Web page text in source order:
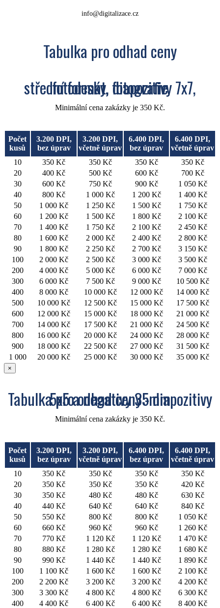
info@digitalizace.cz
Tabulka pro odhad ceny
střední formát, diapozitivy 7x7, fotodesky, fotografie
Minimální cena zakázky je 350 Kč.
Počet
kusů
3.200 DPI,
bez úprav
3.200 DPI,
včetně úprav
6.400 DPI,
bez úprav
6.400 DPI,
včetně úprav
10
350 Kč 350 Kč 350 Kč
350 Kč
20
400 Kč 500 Kč 600 Kč
700 Kč
30
600 Kč 750 Kč 900 Kč
1 050 Kč
40
800 Kč 1 000 Kč 1 200 Kč
1 400 Kč
50
1 000 Kč 1 250 Kč 1 500 Kč
1 750 Kč
60
1 200 Kč 1 500 Kč 1 800 Kč
2 100 Kč
70
1 400 Kč 1 750 Kč 2 100 Kč
2 450 Kč
80
1 600 Kč 2 000 Kč 2 400 Kč
2 800 Kč
90
1 800 Kč 2 250 Kč 2 700 Kč
3 150 Kč
100
2 000 Kč 2 500 Kč 3 000 Kč
3 500 Kč
200
4 000 Kč 5 000 Kč 6 000 Kč
7 000 Kč
300
6 000 Kč 7 500 Kč 9 000 Kč
10 500 Kč
400
8 000 Kč 10 000 Kč 12 000 Kč
14 000 Kč
500
10 000 Kč 12 500 Kč 15 000 Kč
17 500 Kč
600
12 000 Kč 15 000 Kč 18 000 Kč
21 000 Kč
700
14 000 Kč 17 500 Kč 21 000 Kč
24 500 Kč
800
16 000 Kč 20 000 Kč 24 000 Kč
28 000 Kč
900
18 000 Kč 22 500 Kč 27 000 Kč
31 500 Kč
1 000
20 000 Kč 25 000 Kč 30 000 Kč 35 000 Kč
×
Tabulka pro odhad ceny - diapozitivy 5x5 a negativy 35mm
Minimální cena zakázky je 350 Kč.
Počet
kusů
3.200 DPI,
bez úprav
3.200 DPI,
včetně úprav
6.400 DPI,
bez úprav
6.400 DPI,
včetně úprav
10
350 Kč 350 Kč 350 Kč
350 Kč
20
350 Kč 350 Kč 350 Kč
420 Kč
30
350 Kč 480 Kč 480 Kč
630 Kč
40
440 Kč 640 Kč 640 Kč
840 Kč
50
550 Kč 800 Kč 800 Kč
1 050 Kč
60
660 Kč 960 Kč 960 Kč
1 260 Kč
70
770 Kč 1 120 Kč 1 120 Kč
1 470 Kč
80
880 Kč 1 280 Kč 1 280 Kč
1 680 Kč
90
990 Kč 1 440 Kč 1 440 Kč
1 890 Kč
100
1 100 Kč 1 600 Kč 1 600 Kč
2 100 Kč
200
2 200 Kč 3 200 Kč 3 200 Kč
4 200 Kč
300
3 300 Kč 4 800 Kč 4 800 Kč
6 300 Kč
400
4 400 Kč 6 400 Kč 6 400 Kč 8 400 Kč